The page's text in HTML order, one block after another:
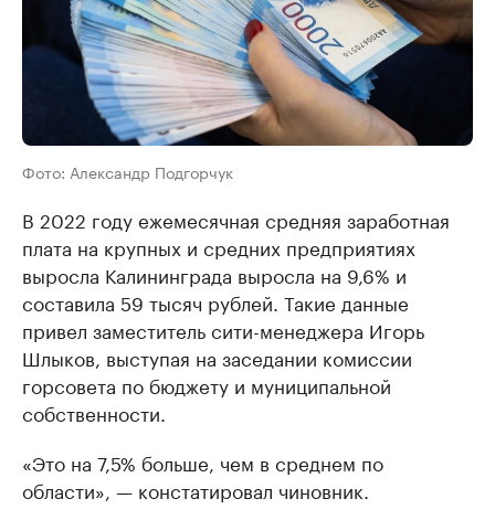
Фото: Александр Подгорчук
В 2022 году ежемесячная средняя заработная
плата на крупных и средних предприятиях
выросла Калининграда выросла на 9,6% и
составила 59 тысяч рублей. Такие данные
привел заместитель сити-менеджера Игорь
Шлыков, выступая на заседании комиссии
горсовета по бюджету и муниципальной
собственности.
«Это на 7,5% больше, чем в среднем по
области», — констатировал чиновник.